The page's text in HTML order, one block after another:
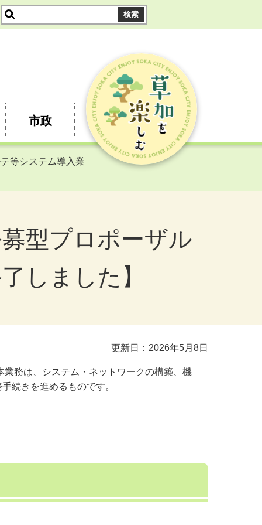
市政
等システム導入業
型プロポーザル
しました】
更新日：2026年5月8日
務は、システム・ネットワークの構築、機
続きを進めるものです。